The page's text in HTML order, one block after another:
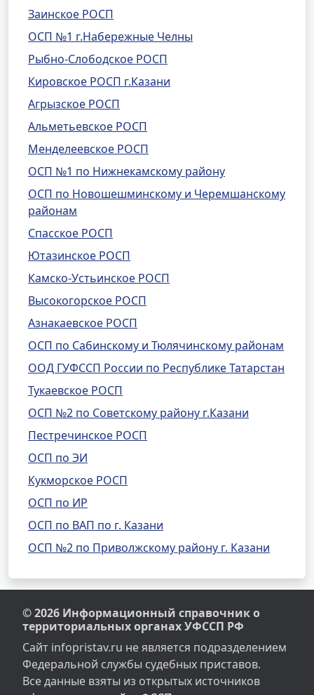
Заинское РОСП
ОСП №1 г.Набережные Челны
Рыбно-Слободское РОСП
Кировское РОСП г.Казани
Агрызское РОСП
Альметьевское РОСП
Менделеевское РОСП
ОСП №1 по Нижнекамскому району
ОСП по Новошешминскому и Черемшанскому
районам
Спасское РОСП
Ютазинское РОСП
Камско-Устьинское РОСП
Высокогорское РОСП
Азнакаевское РОСП
ОСП по Сабинскому и Тюлячинскому районам
ООД ГУФССП России по Республике Татарстан
Тукаевское РОСП
ОСП №2 по Советскому району г.Казани
Пестречинское РОСП
ОСП по ЭИ
Кукморское РОСП
ОСП по ИР
ОСП по ВАП по г. Казани
ОСП №2 по Приволжскому району г. Казани
© 2026 Информационный справочник о
территориальных органах УФССП РФ
Сайт infopristav.ru не является подразделением
Федеральной службы судебных приставов.
Все данные взяты из открытых источников